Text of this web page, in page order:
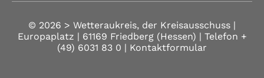
© 2026 > Wetteraukreis, der Kreisausschuss |
Europaplatz | 61169 Friedberg (Hessen) | Telefon +
(49) 6031 83 0 | Kontaktformular